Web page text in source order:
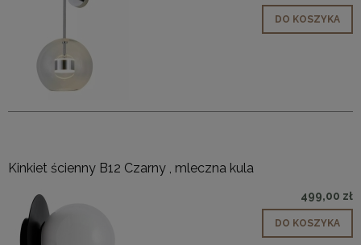
DO KOSZYKA
Kinkiet ścienny B12 Czarny , mleczna kula
499,00 zł
DO KOSZYKA